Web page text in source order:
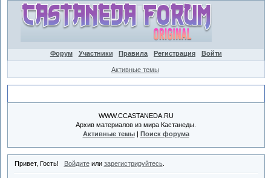
Форум Участники Правила Регистрация Войти
Активные темы
WWW.CCASTANEDA.RU
Архив материалов из мира Кастанеды.
Активные темы| Поиск форума
Привет, Гость! Войдитеили зарегистрируйтесь.